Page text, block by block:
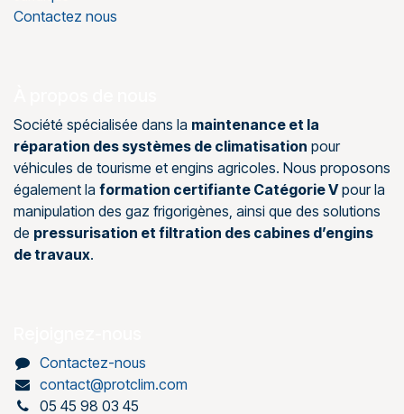
Contactez nous
Société spécialisée dans la maintenance et la
réparation des systèmes de climatisation pour
véhicules de tourisme et engins agricoles. Nous proposons
également la formation certifiante Catégorie Vpour la
manipulation des gaz frigorigènes, ainsi que des solutions
de pressurisation et filtration des cabines d’engins
de travaux.
Contactez-nous
contact@protclim.com
05 45 98 03 45